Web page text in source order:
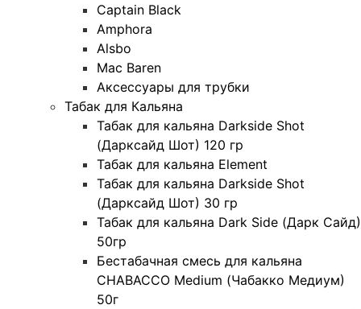
Captain Black
Amphora
Alsbo
Mac Baren
Аксессуары для трубки
Табак для Кальяна
Табак для кальяна Darkside Shot
(Дарксайд Шот) 120 гр
Табак для кальяна Element
Табак для кальяна Darkside Shot
(Дарксайд Шот) 30 гр
Табак для кальяна Dark Side (Дарк Сайд)
50гр
Бестабачная смесь для кальяна
CHABACCO Medium (Чабакко Медиум)
50г